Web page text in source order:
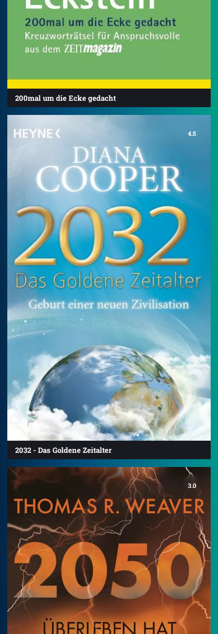
200mal um die Ecke gedacht
4.5
2032 - Das Goldene Zeitalter
3.0